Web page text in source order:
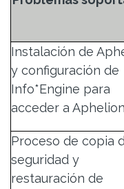
Instalación de
y configuración de
Info*Engine para
acceder a Aphelion
Proceso de copia
seguridad y
restauración de